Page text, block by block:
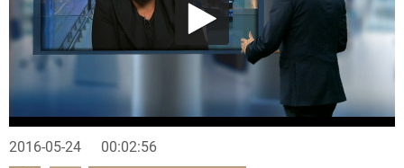
2016-05-24 00:02:56